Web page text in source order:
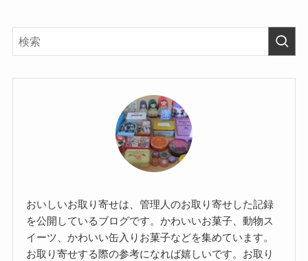
おいしいお取り寄せは、管理人のお取り寄せした記録
を公開しているブログです。かわいいお菓子、動物ス
イーツ、かわいい缶入りお菓子などを集めています。
お取り寄せする際の参考になれば嬉しいです。お取り